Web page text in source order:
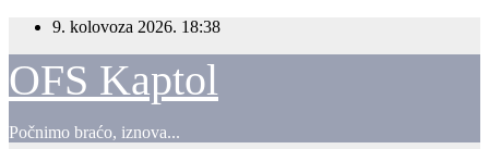
Skip
content
9. kolovoza 2026. 18:38
OFS Kaptol
Počnimo braćo, iznova...